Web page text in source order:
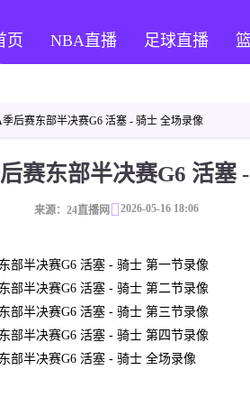
页 NBA直播 足球直播
后赛东部半决赛G6 活塞 - 骑士 全场录像
赛东部半决赛G6 活塞
来源：24直播网 2026-05-16 18:06
部半决赛G6 活塞 - 骑士 第一节录像
部半决赛G6 活塞 - 骑士 第二节录像
部半决赛G6 活塞 - 骑士 第三节录像
部半决赛G6 活塞 - 骑士 第四节录像
部半决赛G6 活塞 - 骑士 全场录像